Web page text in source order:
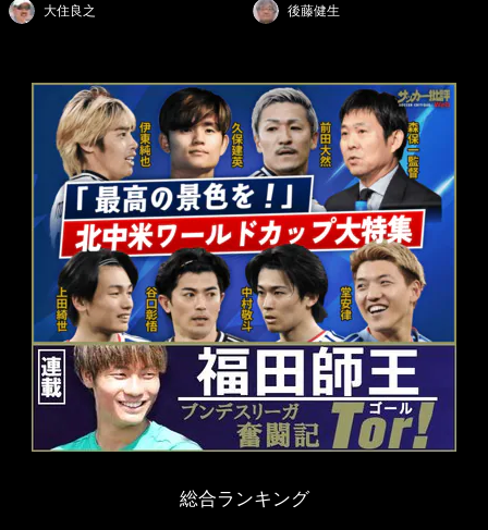
大住良之 後藤健生
総合ランキング